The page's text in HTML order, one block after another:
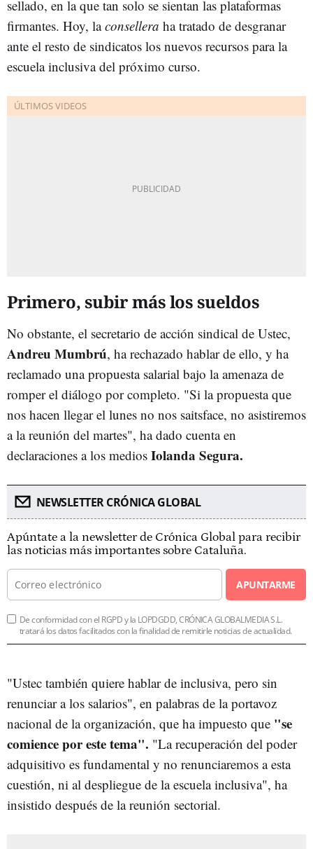
sellado, en la que tan solo se sientan las plataformas
firmantes. Hoy, laconsellera ha tratado de desgranar
ante el resto de sindicatos los nuevos recursos para la
escuela inclusiva del próximo curso.
Primero, subir más los sueldos
No obstante, el secretario de acción sindical de Ustec,
Andreu Mumbrú, ha rechazado hablar de ello, y ha
reclamado una propuesta salarial bajo la amenaza de
romper el diálogo por completo. "Si la propuesta que
nos hacen llegar el lunes no nos saitsface, no asistiremos
a la reunión del martes", ha dado cuenta en
declaraciones a los medios Iolanda Segura.
NEWSLETTER CRÓNICA GLOBAL
Apúntate a la newsletter de Crónica Global para recibir
las noticias más importantes sobre Cataluña.
APUNTARME
De conformidad con el RGPD y la LOPDGDD, CRÓNICA GLOBALMEDIA S.L.
tratará los datos facilitados con la finalidad de remitirle noticias de actualidad.
"Ustec también quiere hablar de inclusiva, pero sin
renunciar a los salarios", en palabras de la portavoz
nacional de la organización, que ha impuesto que "se
comience por este tema". "La recuperación del poder
adquisitivo es fundamental y no renunciaremos a esta
cuestión, ni al despliegue de la escuela inclusiva", ha
insistido después de la reunión sectorial.